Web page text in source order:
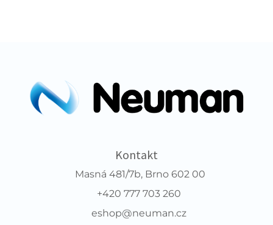
Kontakt
Masná 481/7b, Brno 602 00
+420 777 703 260
eshop@neuman.cz